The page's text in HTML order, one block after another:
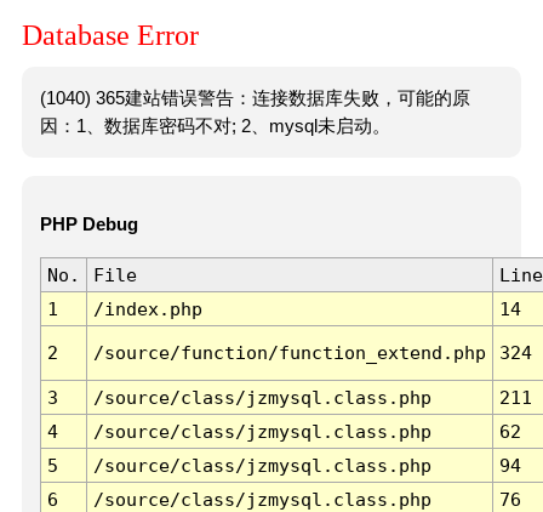
Database Error
(1040) 365建站错误警告：连接数据库失败，可能的原
因：1、数据库密码不对; 2、mysql未启动。
PHP Debug
No. File
Line
1
/index.php 14
2 /source/function/function_extend.php 324
3 /source/class/jzmysql.class.php
211
4
/source/class/jzmysql.class.php
62
5
/source/class/jzmysql.class.php
94
6
/source/class/jzmysql.class.php 76